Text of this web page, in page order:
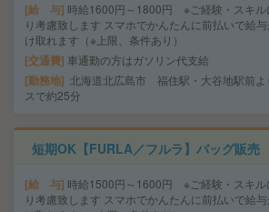
給 与 時給1600円～1800円 ※ご経験・スキル
り考慮致します スマホでかんたんに前払いで給
け取れます（※上限、条件あり）
交通費 車通勤の方はガソリン代支給
勤務地
北海道北広島市 福住駅・大谷地駅前よ
スで約25分
短期OK【FURLA／フルラ】バッグ販
給 与 時給1500円～1600円 ※ご経験・スキル
り考慮致します スマホでかんたんに前払いで給